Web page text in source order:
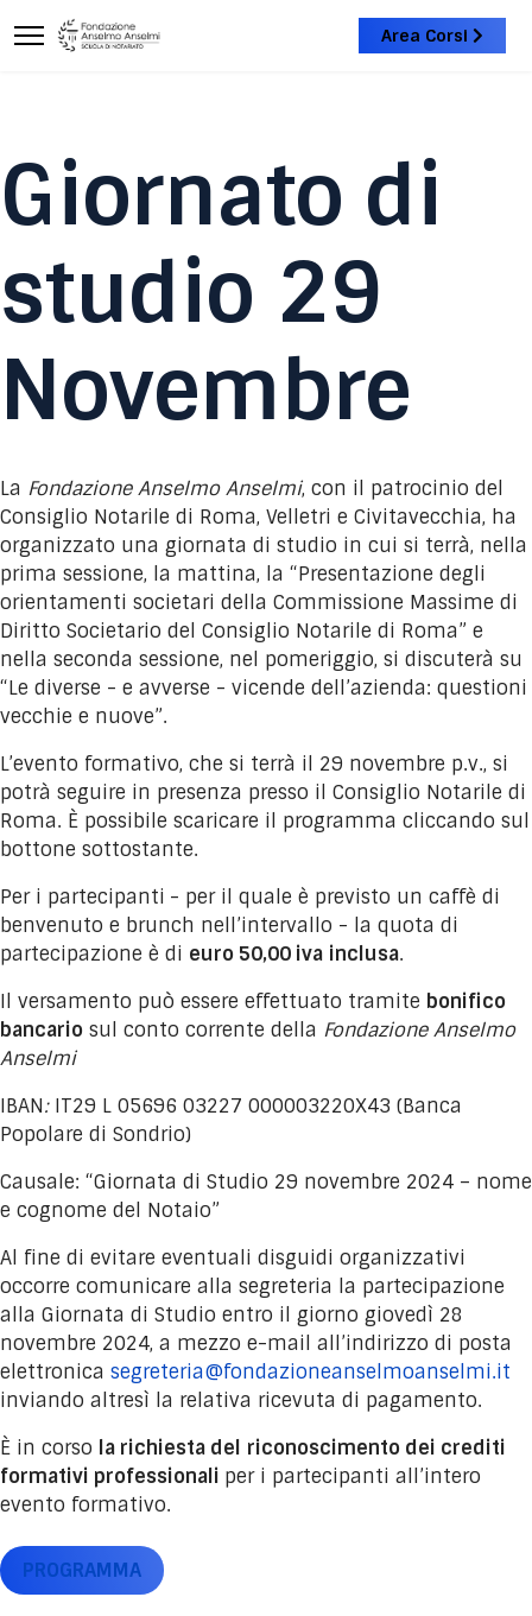
Area Corsi
Giornato di
studio 29
Novembre
La Fondazione Anselmo Anselmi, con il patrocinio del
Consiglio Notarile di Roma, Velletri e Civitavecchia, ha
organizzato una giornata di studio in cui si terrà, nella
prima sessione, la mattina, la “Presentazione degli
orientamenti societari della Commissione Massime di
Diritto Societario del Consiglio Notarile di Roma” e
nella seconda sessione, nel pomeriggio, si discuterà su
“Le diverse - e avverse - vicende dell’azienda: questioni
vecchie e nuove”.
L’evento formativo, che si terrà il 29 novembre p.v., si
potrà seguire in presenza presso il Consiglio Notarile di
Roma. È possibile scaricare il programma cliccando sul
bottone sottostante.
Per i partecipanti - per il quale è previsto un caffè di
benvenuto e brunch nell’intervallo - la quota di
partecipazione è di euro 50,00 iva inclusa.
Il versamento può essere effettuato tramite bonifico
bancario sul conto corrente della Fondazione Anselmo
Anselmi
IBAN:IT29 L 05696 03227 000003220X43 (Banca
Popolare di Sondrio)
Causale: “Giornata di Studio 29 novembre 2024 – nome
e cognome del Notaio”
Al fine di evitare eventuali disguidi organizzativi
occorre comunicare alla segreteria la partecipazione
alla Giornata di Studio entro il giorno giovedì 28
novembre 2024, a mezzo e-mail all’indirizzo di posta
elettronica segreteria@fondazioneanselmoanselmi.it
inviando altresì la relativa ricevuta di pagamento.
È in corso la richiesta del riconoscimento dei crediti
formativi professionali per i partecipanti all’intero
evento formativo.
PROGRAMMA